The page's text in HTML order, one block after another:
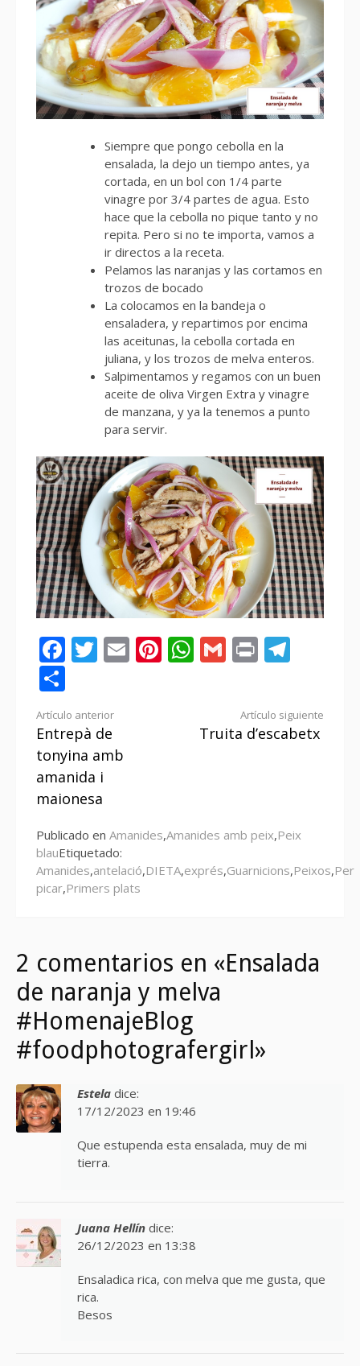
Siempre que pongo cebolla en la
ensalada, la dejo un tiempo antes, ya
cortada, en un bol con 1/4 parte
vinagre por 3/4 partes de agua. Esto
hace que la cebolla no pique tanto y no
repita. Pero si no te importa, vamos a
ir directos a la receta.
Pelamos las naranjas y las cortamos en
trozos de bocado
La colocamos en la bandeja o
ensaladera, y repartimos por encima
las aceitunas, la cebolla cortada en
juliana, y los trozos de melva enteros.
Salpimentamos y regamos con un buen
aceite de oliva Virgen Extra y vinagre
de manzana, y ya la tenemos a punto
para servir.
Facebook
Twitter
EmailPinterest
WhatsApp
Gmail
Print
Seguir
leyendo
Artículo anterior
Entrepà de
tonyina amb
amanida i
maionesa
Artículo siguiente
Truita d’escabetx
Publicado en Amanides,Amanides amb peix,Peix
blauEtiquetado:
Amanides,antelació,DIETA,exprés,Guarnicions,Peixos,Per
picar,Primers plats
2 comentarios en «Ensalada
de naranja y melva
#HomenajeBlog
#foodphotografergirl»
Estela dice:
17/12/2023 en 19:46
Que estupenda esta ensalada, muy de mi
tierra.
Juana Hellín dice:
26/12/2023 en 13:38
Ensaladica rica, con melva que me gusta, que
rica.
Besos